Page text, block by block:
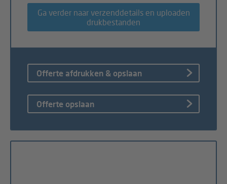
Ga verder naar verzenddetails en uploaden
drukbestanden
Offerte afdrukken & opslaan
Offerte opslaan